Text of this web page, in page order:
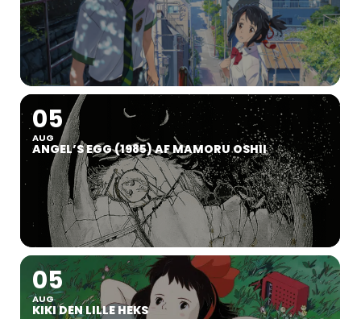
05
AUG
ANGEL’S EGG (1985) AF MAMORU OSHII
05
AUG
KIKI DEN LILLE HEKS